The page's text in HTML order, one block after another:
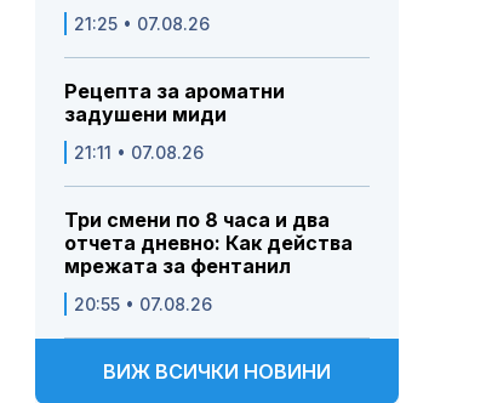
21:25 • 07.08.26
Рецепта за ароматни
задушени миди
21:11 • 07.08.26
Три смени по 8 часа и два
отчета дневно: Как действа
мрежата за фентанил
20:55 • 07.08.26
ВИЖ ВСИЧКИ НОВИНИ